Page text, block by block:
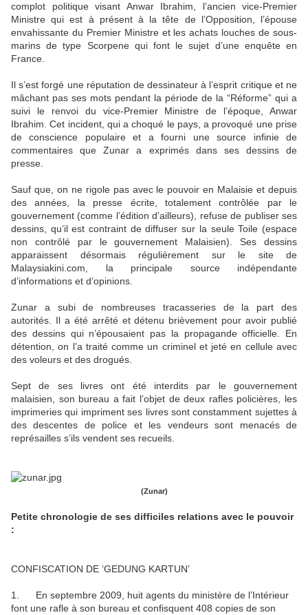
complot politique visant Anwar Ibrahim, l’ancien vice-Premier
Ministre qui est à présent à la tête de l’Opposition, l’épouse
envahissante du Premier Ministre et les achats louches de sous-
marins de type Scorpene qui font le sujet d’une enquête en
France.
Il s’est forgé une réputation de dessinateur à l’esprit critique et ne
mâchant pas ses mots pendant la période de la “Réforme” qui a
suivi le renvoi du vice-Premier Ministre de l’époque, Anwar
Ibrahim. Cet incident, qui a choqué le pays, a provoqué une prise
de conscience populaire et a fourni une source infinie de
commentaires que Zunar a exprimés dans ses dessins de
presse.
Sauf que, on ne rigole pas avec le pouvoir en Malaisie et depuis
des années, la presse écrite, totalement contrôlée par le
gouvernement (comme l’édition d’ailleurs), refuse de publiser ses
dessins, qu’il est contraint de diffuser sur la seule Toile (espace
non contrôlé par le gouvernement Malaisien). Ses dessins
apparaissent désormais régulièrement sur le site de
Malaysiakini.com, la principale source indépendante
d’informations et d’opinions.
Zunar a subi de nombreuses tracasseries de la part des
autorités. Il a été arrêté et détenu brièvement pour avoir publié
des dessins qui n’épousaient pas la propagande officielle. En
détention, on l’a traité comme un criminel et jeté en cellule avec
des voleurs et des drogués.
Sept de ses livres ont été interdits par le gouvernement
malaisien, son bureau a fait l’objet de deux rafles policières, les
imprimeries qui impriment ses livres sont constamment sujettes à
des descentes de police et les vendeurs sont menacés de
représailles s’ils vendent ses recueils.
(Zunar)
Petite chronologie de ses difficiles relations avec le pouvoir
:
CONFISCATION DE ‘GEDUNG KARTUN’
1. En septembre 2009, huit agents du ministère de l’Intérieur
font une rafle à son bureau et confisquent 408 copies de son